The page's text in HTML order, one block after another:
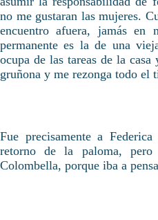
no me gustaran las mujeres.
encuentro afuera, jamás en
permanente es la de una
ocupa de las tareas de la
gruñona y me rezonga todo el
Fue precisamente a
retorno de la paloma,
Colombella, porque iba a